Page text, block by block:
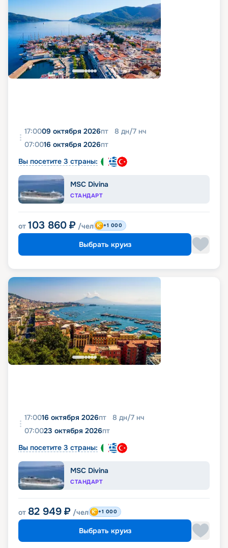
17:0009 октября 2026пт 8 дн/7 нч
07:0016 октября 2026пт
Вы посетите 3 страны:
MSC Divina
СТАНДАРТ
от 103 860 ₽ /чел +1 000
Выбрать круиз
17:0016 октября 2026пт 8 дн/7 нч
07:0023 октября 2026пт
Вы посетите 3 страны:
MSC Divina
СТАНДАРТ
от 82 949 ₽ /чел +1 000
Выбрать круиз